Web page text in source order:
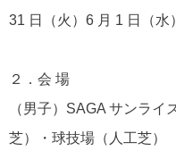
31 日（火）6 月 1 日（水
２．会 場
（男子）SAGA サンラ
芝）・球技場（人工芝）